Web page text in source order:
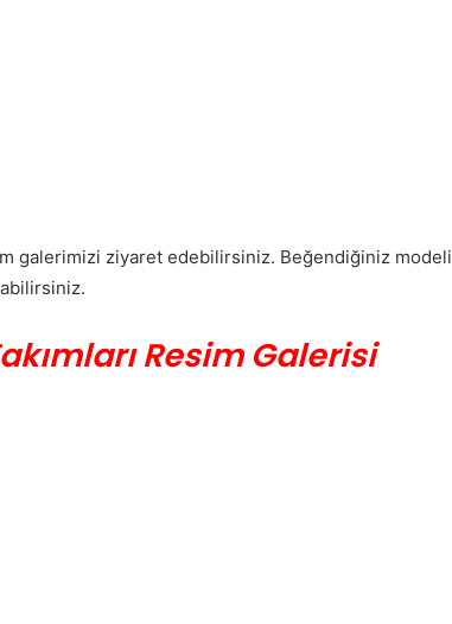
galerimizi ziyaret edebilirsiniz. Beğendiğiniz modeli
Resim Galerisi